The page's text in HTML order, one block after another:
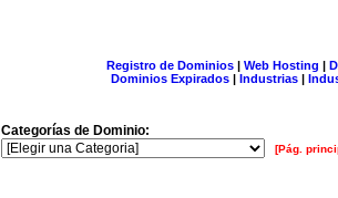
Registro de Dominios| Web Hosting |
Dominios Expirados | Industrias |
Categorías de Dominio:
[Pág.